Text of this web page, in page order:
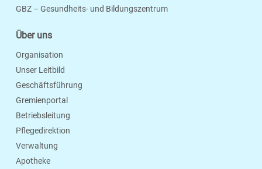
GBZ – Gesundheits- und Bildungszentrum
Über uns
Organisation
Unser Leitbild
Geschäftsführung
Gremienportal
Betriebsleitung
Pflegedirektion
Verwaltung
Apotheke